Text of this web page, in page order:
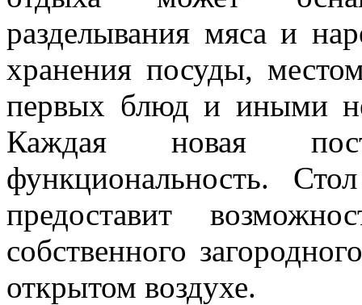
разделывания мяса и
хранения посуды,
первых блюд и иными
Каждая новая
функциональность.
предоставит
собственного
открытом воздухе.